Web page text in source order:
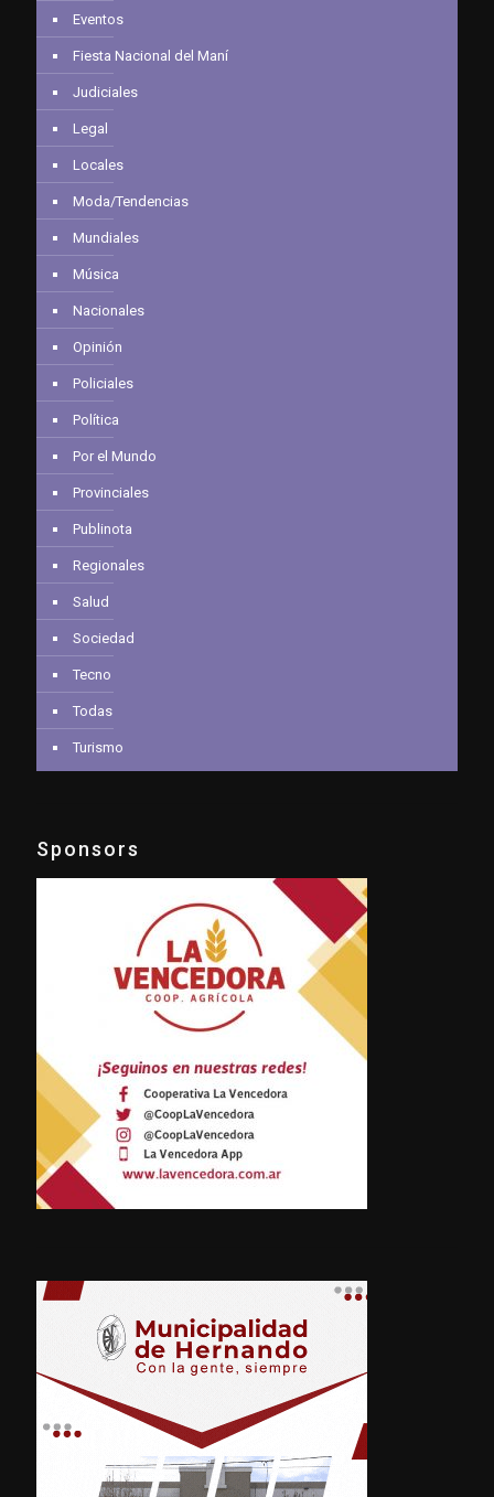
Eventos
Fiesta Nacional del Maní
Judiciales
Legal
Locales
Moda/Tendencias
Mundiales
Música
Nacionales
Opinión
Policiales
Política
Por el Mundo
Provinciales
Publinota
Regionales
Salud
Sociedad
Tecno
Todas
Turismo
Sponsors